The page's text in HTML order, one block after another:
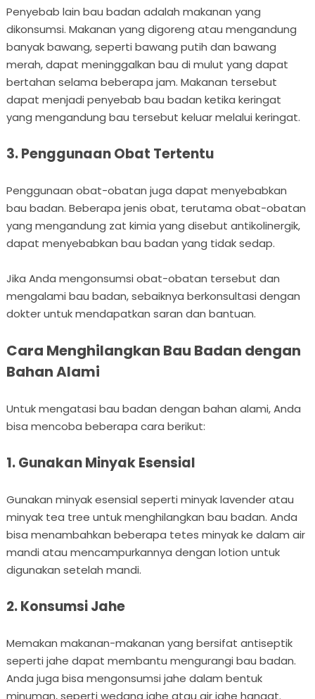
Penyebab lain bau badan adalah makanan yang
dikonsumsi. Makanan yang digoreng atau mengandung
banyak bawang, seperti bawang putih dan bawang
merah, dapat meninggalkan bau di mulut yang dapat
bertahan selama beberapa jam. Makanan tersebut
dapat menjadi penyebab bau badan ketika keringat
yang mengandung bau tersebut keluar melalui keringat.
3. Penggunaan Obat Tertentu
Penggunaan obat-obatan juga dapat menyebabkan
bau badan. Beberapa jenis obat, terutama obat-obatan
yang mengandung zat kimia yang disebut antikolinergik,
dapat menyebabkan bau badan yang tidak sedap.
Jika Anda mengonsumsi obat-obatan tersebut dan
mengalami bau badan, sebaiknya berkonsultasi dengan
dokter untuk mendapatkan saran dan bantuan.
Cara Menghilangkan Bau Badan dengan
Bahan Alami
Untuk mengatasi bau badan dengan bahan alami, Anda
bisa mencoba beberapa cara berikut:
1. Gunakan Minyak Esensial
Gunakan minyak esensial seperti minyak lavender atau
minyak tea tree untuk menghilangkan bau badan. Anda
bisa menambahkan beberapa tetes minyak ke dalam air
mandi atau mencampurkannya dengan lotion untuk
digunakan setelah mandi.
2. Konsumsi Jahe
Memakan makanan-makanan yang bersifat antiseptik
seperti jahe dapat membantu mengurangi bau badan.
Anda juga bisa mengonsumsi jahe dalam bentuk
minuman, seperti wedang jahe atau air jahe hangat.